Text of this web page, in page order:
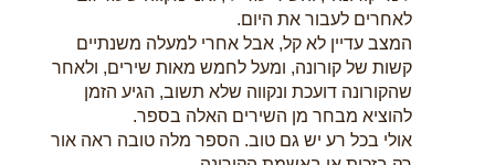
לאחרים לעבור את היום.
המצב עדיין לא קל, אבל אחרי למעלה משנתיים
קשות של קורונה, ומעל לחמש מאות שירים, ולאחר
שהקורונה דועכת ונקווה שלא תשוב, הגיע הזמן
להוציא מבחר מן השירים האלה בספר.
אולי בכל רע יש גם טוב. הספר מלה טובה ראה אור